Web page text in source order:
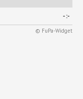
-:-
© FuPa-Widget